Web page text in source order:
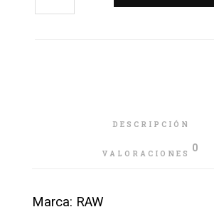
DESCRIPCIÓN
VALORACIONES 0
Marca: RAW